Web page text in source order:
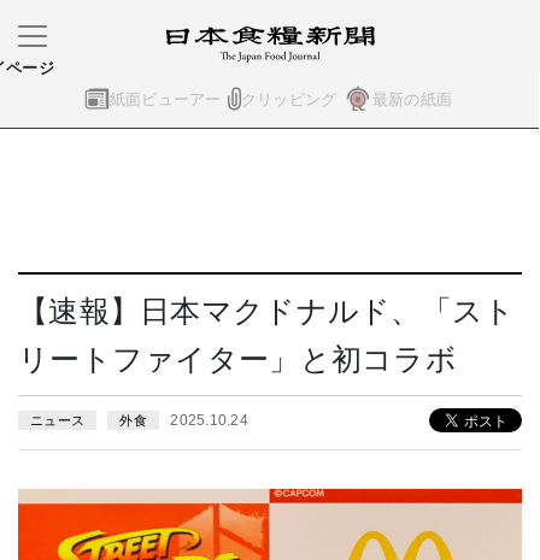
紙面ビューアー クリッピング 最新の紙面
ページ
【速報】日本マクドナルド、「スト
リートファイター」と初コラボ
ニュース 外食 2025.10.24